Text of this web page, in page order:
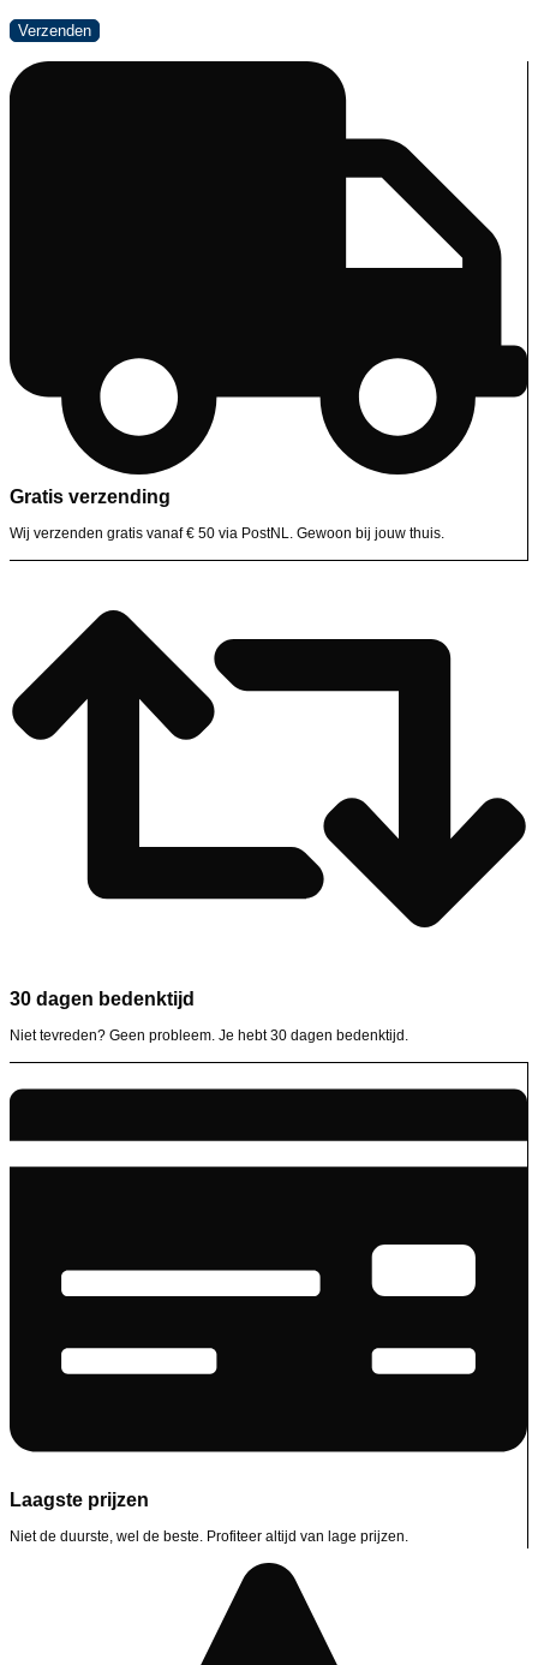
Gratis verzending
Wij verzenden gratis vanaf € 50 via PostNL. Gewoon bij jouw thuis.
30 dagen bedenktijd
Niet tevreden? Geen probleem. Je hebt 30 dagen bedenktijd.
Laagste prijzen
Niet de duurste, wel de beste. Profiteer altijd van lage prijzen.